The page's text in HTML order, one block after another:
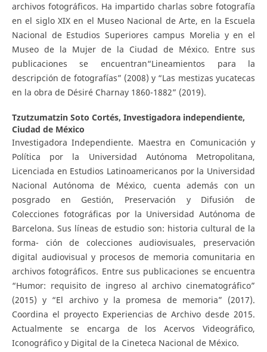
archivos fotográficos. Ha impartido charlas sobre fotografía
en el siglo XIX en el Museo Nacional de Arte, en la Escuela
Nacional de Estudios Superiores campus Morelia y en el
Museo de la Mujer de la Ciudad de México. Entre sus
publicaciones se encuentran“Lineamientos para la
descripción de fotografías” (2008) y “Las mestizas yucatecas
en la obra de Désiré Charnay 1860-1882” (2019).
Tzutzumatzin Soto Cortés, Investigadora independiente,
Ciudad de México
Investigadora Independiente. Maestra en Comunicación y
Política por la Universidad Autónoma Metropolitana,
Licenciada en Estudios Latinoamericanos por la Universidad
Nacional Autónoma de México, cuenta además con un
posgrado en Gestión, Preservación y Difusión de
Colecciones fotográficas por la Universidad Autónoma de
Barcelona. Sus líneas de estudio son: historia cultural de la
forma- ción de colecciones audiovisuales, preservación
digital audiovisual y procesos de memoria comunitaria en
archivos fotográficos. Entre sus publicaciones se encuentra
“Humor: requisito de ingreso al archivo cinematográfico”
(2015) y “El archivo y la promesa de memoria” (2017).
Coordina el proyecto Experiencias de Archivo desde 2015.
Actualmente se encarga de los Acervos Videográfico,
Iconográfico y Digital de la Cineteca Nacional de México.